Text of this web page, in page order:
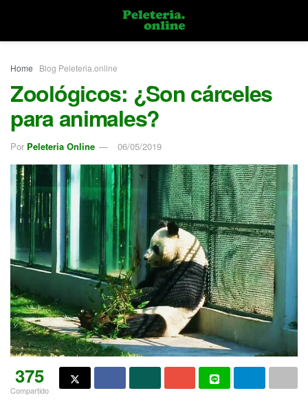
Home Blog Peleteria.online
Zoológicos: ¿Son cárceles
para animales?
Por Peleteria Online 06/05/2019
375
Compartido